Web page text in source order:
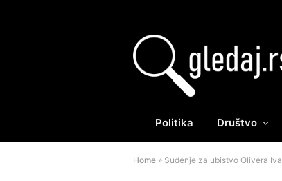
Politika Društvo
Home » Suđenje za ubistvo Olivera